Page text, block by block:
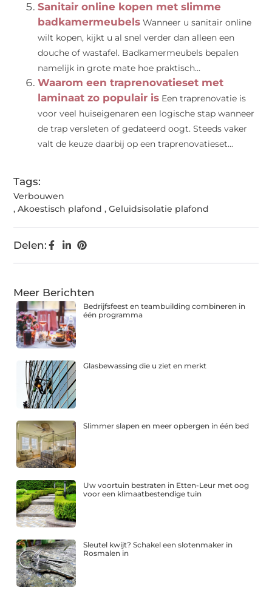
Sanitair online kopen met slimme
badkamermeubels Wanneer u sanitair online
wilt kopen, kijkt u al snel verder dan alleen een
douche of wastafel. Badkamermeubels bepalen
namelijk in grote mate hoe praktisch...
Waarom een traprenovatieset met
laminaat zo populair is Een traprenovatie is
voor veel huiseigenaren een logische stap wanneer
de trap versleten of gedateerd oogt. Steeds vaker
valt de keuze daarbij op een traprenovatieset...
Tags:
Verbouwen
,Akoestisch plafond ,Geluidsisolatie plafond
Delen:
Meer Berichten
Bedrijfsfeest en teambuilding combineren in
één programma
Glasbewassing die u ziet en merkt
Slimmer slapen en meer opbergen in één bed
Uw voortuin bestraten in Etten-Leur met oog
voor een klimaatbestendige tuin
Sleutel kwijt? Schakel een slotenmaker in
Rosmalen in